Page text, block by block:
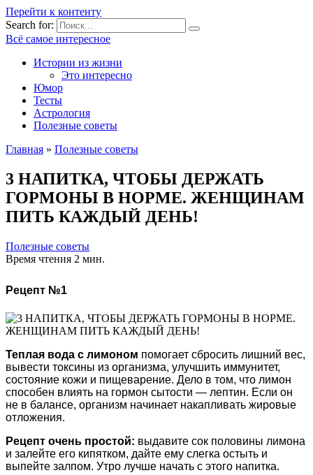
Перейти к контенту
Search for:
Всё самое интересное
Истории из жизни
Это интересно
Юмор
Тесты
Астрология
Полезные советы
Главная » Полезные советы
3 НАПИТКА, ЧТОБЫ ДЕРЖАТЬ
ГОРМОНЫ В НОРМЕ. ЖЕНЩИНАМ
ПИТЬ КАЖДЫЙ ДЕНЬ!
Полезные советы
Время чтения 2 мин.
Рецепт №1
Теплая вода с лимоном помогает сбросить лишний вес,
вывести токсины из организма, улучшить иммунитет,
состояние кожи и пищеварение. Дело в том, что лимон
способен влиять на гормон сытости — лептин. Если он
не в балансе, организм начинает накапливать жировые
отложения.
Рецепт очень простой: выдавите сок половины лимона
и залейте его кипятком, дайте ему слегка остыть и
выпейте залпом. Утро лучше начать с этого напитка.